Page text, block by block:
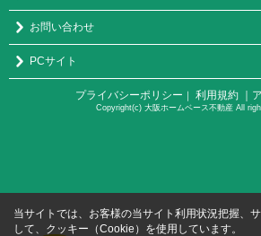
お問い合わせ
PCサイト
プライバシーポリシー ｜ 利用規約 ｜
Copyright(c) 大阪ホームベース不動産 All
当サイトでは、お客様の当サイト利用状況把握、
して、クッキー（Cookie）を使用しています。